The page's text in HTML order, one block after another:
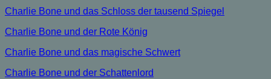
Charlie Bone und das Schloss der tausend Spiegel
Charlie Bone und der Rote König
Charlie Bone und das magische Schwert
Charlie Bone und der Schattenlord